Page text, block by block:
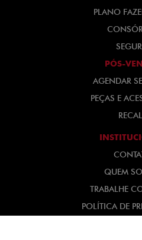
PLANO
PÓS-
AGENDAR
PEÇAS E
QUEM
TRABALHE
POLÍTICA DE